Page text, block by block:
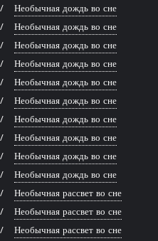
Необычная дождь во сне
Необычная дождь во сне
Необычная дождь во сне
Необычная дождь во сне
Необычная дождь во сне
Необычная дождь во сне
Необычная дождь во сне
Необычная дождь во сне
Необычная дождь во сне
Необычная дождь во сне
Необычная рассвет во сне
Необычная рассвет во сне
Необычная рассвет во сне